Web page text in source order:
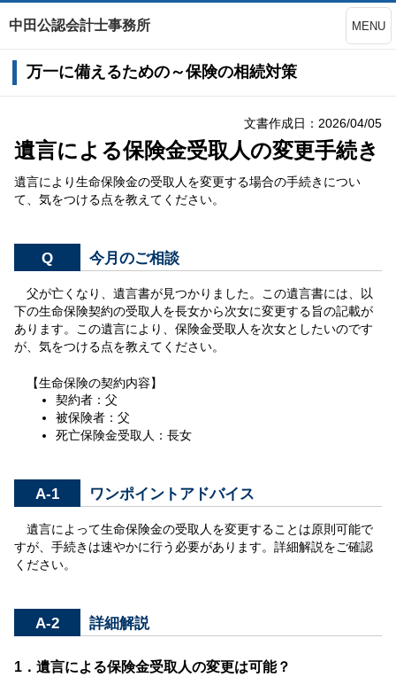
中田公認会計士事務所 MENU
万一に備えるための～保険の相続対策
文書作成日：2026/04/05
遺言による保険金受取人の変更手続き
遺言により生命保険金の受取人を変更する場合の手続きについ
て、気をつける点を教えてください。
Q 今月のご相談
父が亡くなり、遺言書が見つかりました。この遺言書には、以
下の生命保険契約の受取人を長女から次女に変更する旨の記載が
あります。この遺言により、保険金受取人を次女としたいのです
が、気をつける点を教えてください。
【生命保険の契約内容】
契約者：父
被保険者：父
死亡保険金受取人：長女
A-1 ワンポイントアドバイス
遺言によって生命保険金の受取人を変更することは原則可能で
すが、手続きは速やかに行う必要があります。詳細解説をご確認
ください。
A-2 詳細解説
1．遺言による保険金受取人の変更は可能？